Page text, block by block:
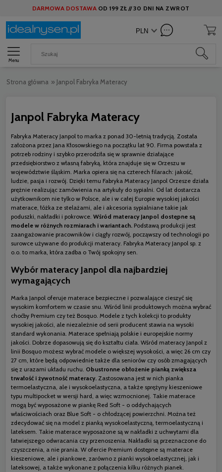
DARMOWA DOSTAWA OD 199 ZŁ //30 DNI NA ZWROT
Menu
Strona główna » Janpol Fabryka Materacy
Janpol Fabryka Materacy
Fabryka Materacy Janpol to marka z ponad 30-letnią tradycją. Została
założona przez Jana Kłosowskiego na początku lat 90. Firma powstała z
potrzeb rodziny i szybko przerodziła się w sprawnie działające
przedsiębiorstwo z własną fabryką, która znajduje się w Orzeszu w
województwie śląskim. Marka opiera się na czterech filarach: jakość,
ludzie, pasja i rozwój. Dzięki temu Fabryka Materacy Janpol Orzesze działa
prężnie realizując zamówienia na artykuły do sypialni. Od lat dostarcza
użytkownikom nie tylko w Polsce, ale i w całej Europie wysokiej jakości
materace, łóżka ze stelażami, ale i akcesoria sypialniane takie jak
poduszki, nakładki i pokrowce. Wśród materacy Janpol dostępne są
modele w różnych rozmiarach i wariantach. Podstawą produkcji jest
zaangażowanie pracowników i ciągły rozwój, począwszy od technologii po
surowce używane do produkcji materacy. Fabryka Materacy Janpol sp. z
o.o. to marka, która zadba o Twój spokojny sen.
Wybór materacy Janpol dla najbardziej
wymagających
Marka Janpol oferuje materace bezpieczne i pozwalające cieszyć się
wysokim komfortem w czasie snu. Wśród linii produktowych można wybrać
choćby Premium czy też Bosquo. Modele z tych kolekcji to produkty
wysokiej jakości, ale niezależnie od serii producent stawia na wysoki
standard wykonania. Materace spełniają polskie i europejskie normy
jakości. Dobrze dopasowują się do kształtu ciała. Wśród materacy Janpol z
linii Bosquo możesz wybrać modele o większej wysokości, a więc 26 cm czy
27 cm, które będą odpowiednie także dla seniorów czy osób zmagających
się z urazami układu ruchu. Obustronne obłożenie pianką zwiększa
trwałość i żywotność materacy. Zastosowana jest w nich pianka
termoelastyczna, ale i wysokoelastyczna, a także sprężyny kieszeniowe
typu multipocket w wersji hard, a więc wzmocnionej. Takie materace
mogą być wyposażone w piankę Red Soft - o oddychających
właściwościach oraz Blue Soft - o chłodzącej powierzchni. Można też
zdecydować się na model z pianką wysokoelastyczną, termoelastyczną i
lateksem. Takie materace wyposażone są w nakładki z uchwytami dla
łatwiejszego odwracania czy przenoszenia. Nakładki są przeznaczone do
czyszczenia, a nie prania. W ofercie Premium dostępne są materace
kieszeniowe, ale i piankowe, zarówno z pianki wysokoelastycznej, jak i
lateksowej, a także wykonane z połączenia kilku różnych pianek.